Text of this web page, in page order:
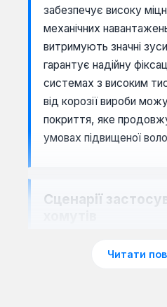
забезпечує високу
механічних
витримують значні
гарантує надійну
системах з високим
від корозії вироби
покриття, яке
умовах підвищеної
Сценарії
сантехнічних системах
Читати